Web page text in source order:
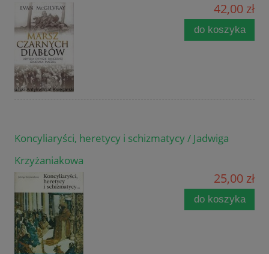
42,00 zł
do koszyka
Koncyliaryści, heretycy i schizmatycy / Jadwiga
Krzyżaniakowa
25,00 zł
do koszyka